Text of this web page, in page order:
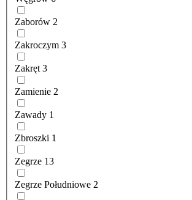
Zaborów 2
Zakroczym 3
Zakręt 3
Zamienie 2
Zawady 1
Zbroszki 1
Zegrze 13
Zegrze Południowe 2